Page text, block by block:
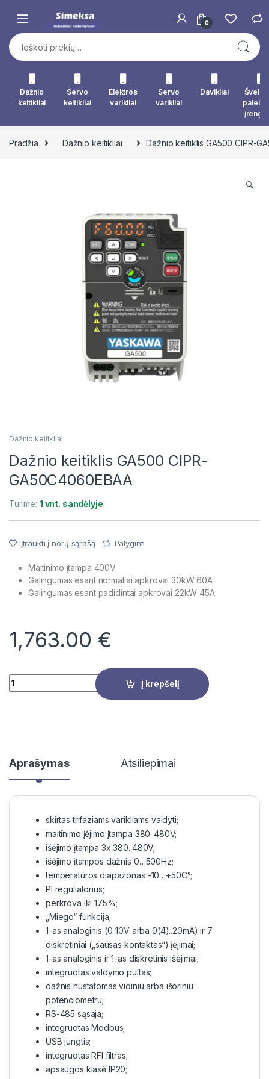
0
Ieškoti:
Dažnio
keitikliai
Servo
keitikliai
Elektros
varikliai
Servo
varikliai
Davikliai
Pradžia Dažnio keitikliai Dažnio keitiklis GA500 CIPR-
🔍
Dažnio keitikliai
Dažnio keitiklis GA500 CIPR-
GA50C4060EBAA
Turime: 1 vnt. sandėlyje
Įtraukti į norų sąrašą Palyginti
Maitinimo įtampa 400V
Galingumas esant normaliai apkrovai 30kW 60A
Galingumas esant padidintai apkrovai 22kW 45A
1,763.00 €
Quantity
Į krepšelį
Aprašymas Atsiliepimai
skirtas trifaziams varikliams valdyti;
maitinimo įėjimo įtampa 380..480V;
išėjimo įtampa 3x 380..480V;
išėjimo įtampos dažnis 0…500Hz;
temperatūros diapazonas -10…+50C°;
PI reguliatorius;
perkrova iki 175%;
„Miego“ funkcija;
1-as analoginis (0..10V arba 0(4)..20mA) ir 7
diskretiniai („sausas kontaktas“) įėjimai;
1-as analoginis ir 1-as diskretinis išėjimai;
integruotas valdymo pultas;
dažnis nustatomas vidiniu arba išoriniu
potenciometru;
RS-485 sąsaja;
integruotas Modbus;
USB jungtis;
integruotas RFI filtras;
apsaugos klasė IP20;